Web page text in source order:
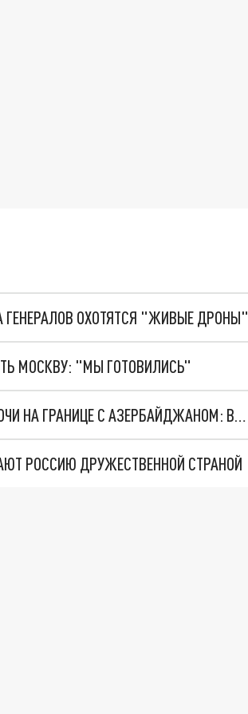
ГЕНЕРАЛОВ ОХОТЯТСЯ "ЖИВЫЕ ДРОНЫ"
МОСКВУ: "МЫ ГОТОВИЛИСЬ"
МИНОБОРОНЫ АРМЕНИИ РАССКАЗАЛО О НЕПРОСТОЙ НОЧИ НА ГРАНИЦЕ С АЗЕРБАЙДЖАНОМ: В ХОД ПОШЛИ МИНОМЁТЫ
РОССИЮ ДРУЖЕСТВЕННОЙ СТРАНОЙ